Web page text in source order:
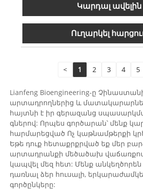
Կարդալ ավելին
Ուղարկել
< 1 2 3 4 5
Lianfeng Bioengineering-ը
արտադրողներից և
հայտնի է իր գերազանց
գներով: Որպես գործարան՝ մենք
հարմարեցված Ոչ կաթնամթերքի
Եթե ​​դուք հետաքրքրված եք մեր
արտադրանքի մեծածախ
կապվել մեզ հետ: Մենք անկեղծորեն
դառնալ ձեր հուսալի,
գործընկերը: